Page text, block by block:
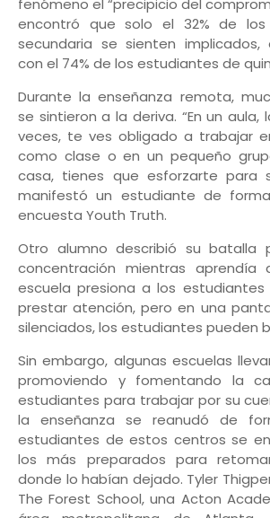
fenómeno el “precipicio del
encontró que solo el 32% de
secundaria se sienten implicados,
con el 74% de los estudiantes de
Durante la enseñanza remota,
se sintieron a la deriva. “En un aula,
veces, te ves obligado a trabajar
como clase o en un pequeño
casa, tienes que esforzarte para
manifestó un estudiante de
encuesta Youth Truth.
Otro alumno describió su batalla
concentración mientras aprendía
escuela presiona a los
prestar atención, pero en una
silenciados, los estudiantes pueden
Sin embargo, algunas escuelas
promoviendo y fomentando la
estudiantes para trabajar por su
la enseñanza se reanudó de
estudiantes de estos centros se
los más preparados para
donde lo habían dejado. Tyler
The Forest School, una Acton